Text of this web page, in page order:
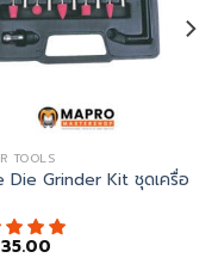
Drill DPR813
TOOLS
Die Grinder Kit ชุดเครื่องเ